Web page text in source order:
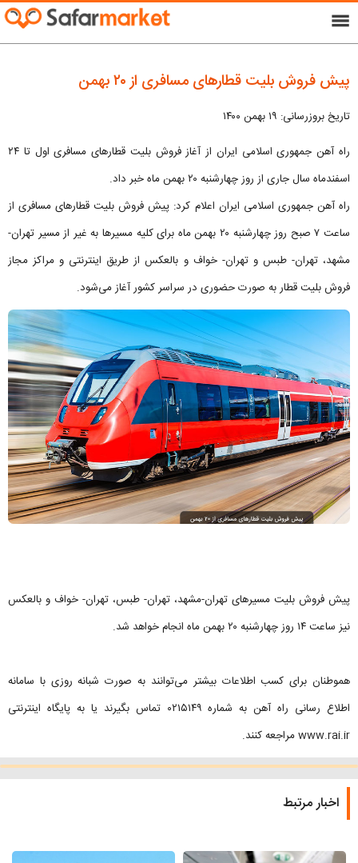
menu
پیش فروش بلیت قطارهای مسافری از ۲۰ بهمن
تاریخ بروزرسانی: ۱۹ بهمن ۱۴۰۰
راه آهن جمهوری اسلامی ایران از آغاز فروش بلیت قطارهای مسافری اول تا ۲۴
اسفندماه سال جاری از روز چهارشنبه ۲۰ بهمن ماه خبر داد.
راه آهن جمهوری اسلامی ایران اعلام کرد: پیش فروش بلیت قطارهای مسافری از
ساعت ۷ صبح روز چهارشنبه ۲۰ بهمن ماه برای کلیه مسیرها به غیر از مسیر تهران-
مشهد، تهران- طبس و تهران- خواف و بالعکس از طریق اینترنتی و مراکز مجاز
فروش بلیت قطار به صورت حضوری در سراسر کشور آغاز می‌شود.
پیش فروش بلیت مسیر‌های تهران-مشهد، تهران- طبس، تهران- خواف و بالعکس
نیز ساعت ۱۴ روز چهارشنبه ۲۰ بهمن ماه انجام خواهد شد.
هموطنان برای کسب اطلاعات بیشتر می‌توانند به صورت شبانه روزی با سامانه
اطلاع رسانی راه آهن به شماره ۰۲۱۵۱۴۹ تماس بگیرند یا به پایگاه اینترنتی
www.rai.ir مراجعه کنند.
اخبار مرتبط